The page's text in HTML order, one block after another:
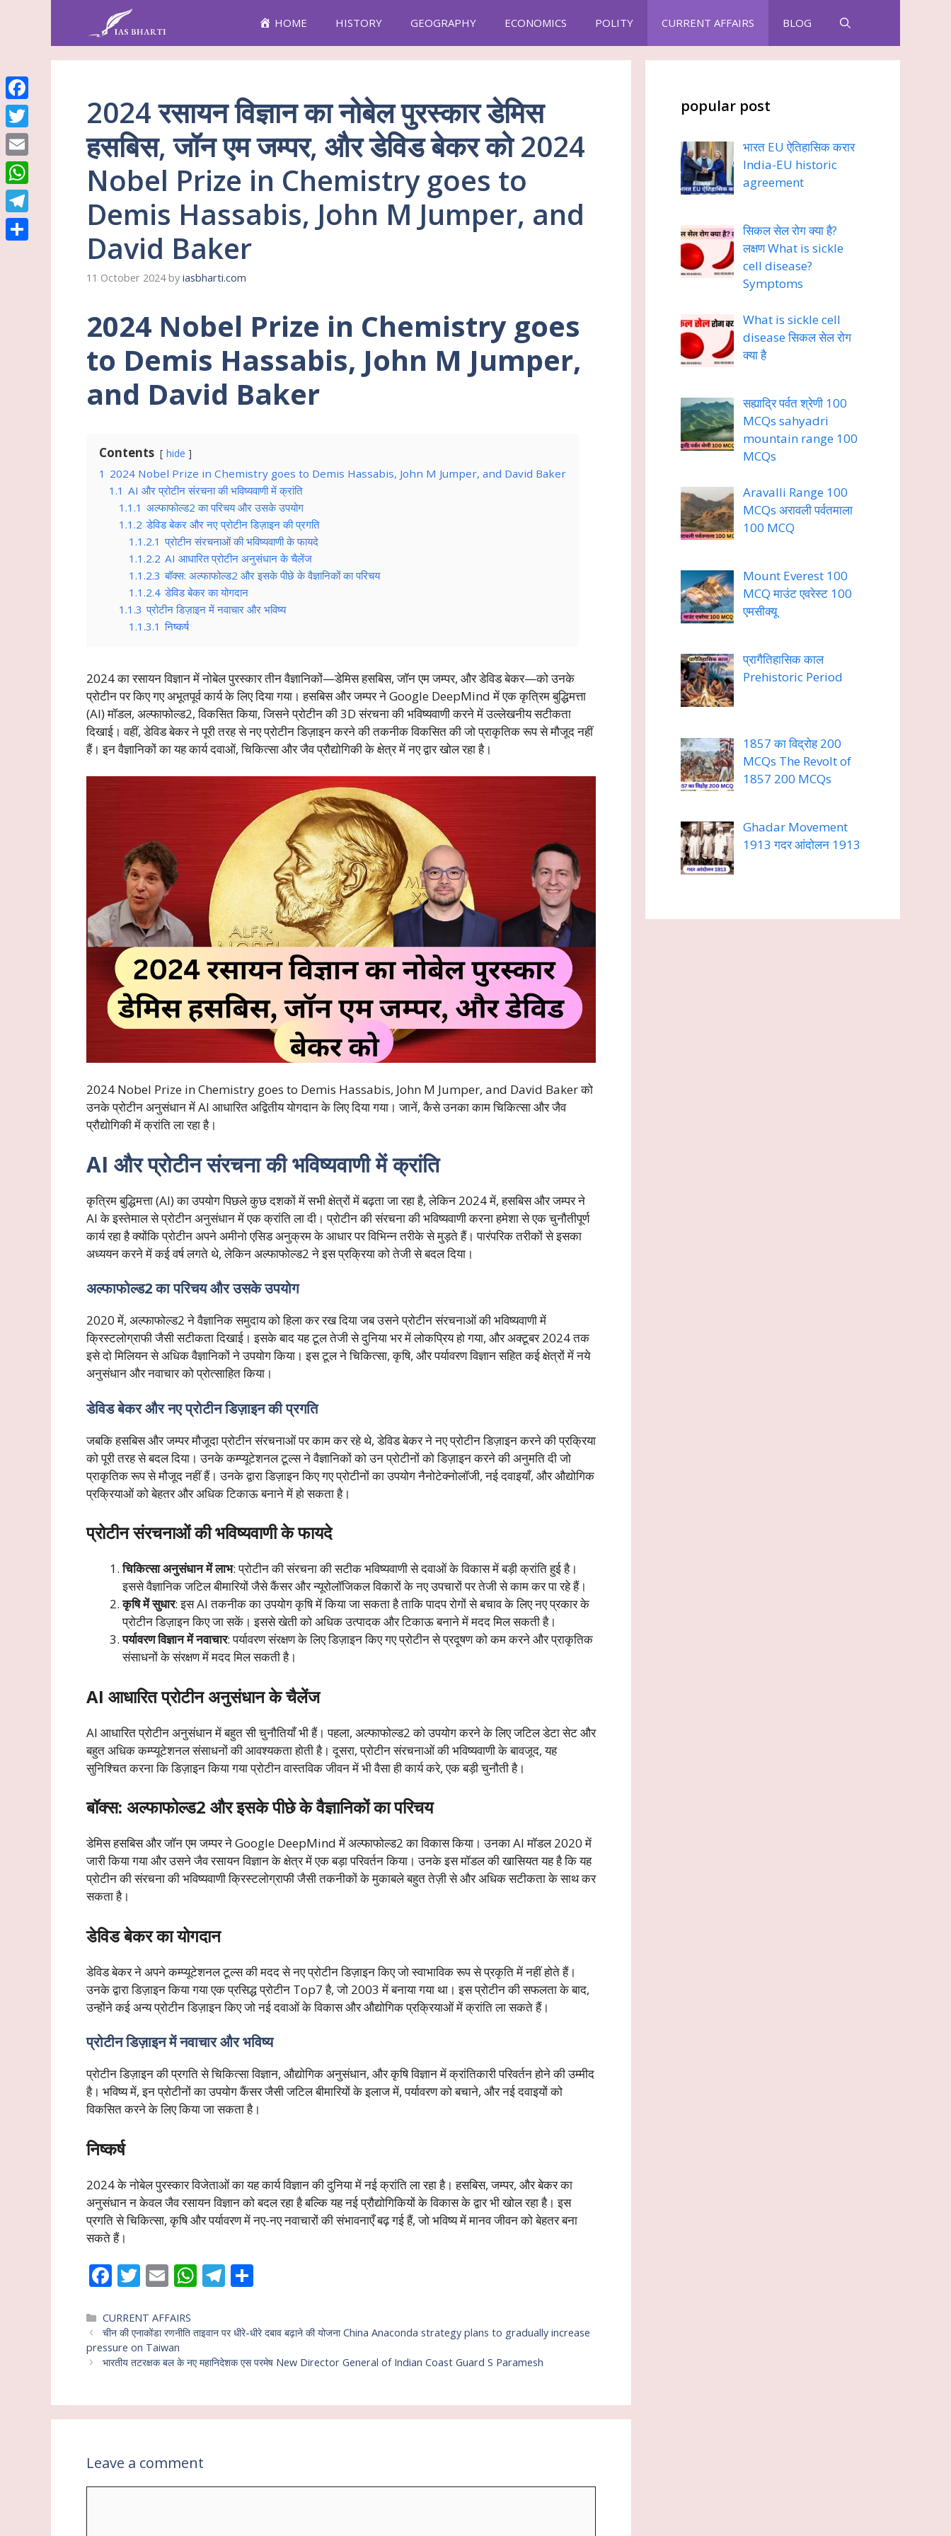
HOME HISTORY GEOGRAPHY ECONOMICS POLITY CURRENT AFFAIRS BLOG
2024 रसायन विज्ञान का नोबेल पुरस्कार डेमिस
हसबिस, जॉन एम जम्पर, और डेविड बेकर को 2024
Nobel Prize in Chemistry goes to
Demis Hassabis, John M Jumper, and
David Baker
11 October 2024 by iasbharti.com
2024 Nobel Prize in Chemistry goes
to Demis Hassabis, John M Jumper,
and David Baker
Contents hide
1 2024 Nobel Prize in Chemistry goes to Demis Hassabis, John M Jumper, and David Baker
1.1 AI और प्रोटीन संरचना की भविष्यवाणी में क्रांति
1.1.1 अल्फाफोल्ड2 का परिचय और उसके उपयोग
1.1.2 डेविड बेकर और नए प्रोटीन डिज़ाइन की प्रगति
1.1.2.1 प्रोटीन संरचनाओं की भविष्यवाणी के फायदे
1.1.2.2 AI आधारित प्रोटीन अनुसंधान के चैलेंज
1.1.2.3 बॉक्स: अल्फाफोल्ड2 और इसके पीछे के वैज्ञानिकों का परिचय
1.1.2.4 डेविड बेकर का योगदान
1.1.3 प्रोटीन डिज़ाइन में नवाचार और भविष्य
1.1.3.1 निष्कर्ष
2024 का रसायन विज्ञान में नोबेल पुरस्कार तीन वैज्ञानिकों—डेमिस हसबिस, जॉन एम जम्पर, और डेविड बेकर—को उनके
प्रोटीन पर किए गए अभूतपूर्व कार्य के लिए दिया गया। हसबिस और जम्पर ने Google DeepMind में एक कृत्रिम बुद्धिमत्ता
(AI) मॉडल, अल्फाफोल्ड2, विकसित किया, जिसने प्रोटीन की 3D संरचना की भविष्यवाणी करने में उल्लेखनीय सटीकता
दिखाई। वहीं, डेविड बेकर ने पूरी तरह से नए प्रोटीन डिज़ाइन करने की तकनीक विकसित की जो प्राकृतिक रूप से मौजूद नहीं
हैं। इन वैज्ञानिकों का यह कार्य दवाओं, चिकित्सा और जैव प्रौद्योगिकी के क्षेत्र में नए द्वार खोल रहा है।
2024 Nobel Prize in Chemistry goes to Demis Hassabis, John M Jumper, and David Baker को
उनके प्रोटीन अनुसंधान में AI आधारित अद्वितीय योगदान के लिए दिया गया। जानें, कैसे उनका काम चिकित्सा और जैव
प्रौद्योगिकी में क्रांति ला रहा है।
AI और प्रोटीन संरचना की भविष्यवाणी में क्रांति
कृत्रिम बुद्धिमत्ता (AI) का उपयोग पिछले कुछ दशकों में सभी क्षेत्रों में बढ़ता जा रहा है, लेकिन 2024 में, हसबिस और जम्पर ने
AI के इस्तेमाल से प्रोटीन अनुसंधान में एक क्रांति ला दी। प्रोटीन की संरचना की भविष्यवाणी करना हमेशा से एक चुनौतीपूर्ण
कार्य रहा है क्योंकि प्रोटीन अपने अमीनो एसिड अनुक्रम के आधार पर विभिन्न तरीके से मुड़ते हैं। पारंपरिक तरीकों से इसका
अध्ययन करने में कई वर्ष लगते थे, लेकिन अल्फाफोल्ड2 ने इस प्रक्रिया को तेजी से बदल दिया।
अल्फाफोल्ड2 का परिचय और उसके उपयोग
2020 में, अल्फाफोल्ड2 ने वैज्ञानिक समुदाय को हिला कर रख दिया जब उसने प्रोटीन संरचनाओं की भविष्यवाणी में
क्रिस्टलोग्राफी जैसी सटीकता दिखाई। इसके बाद यह टूल तेजी से दुनिया भर में लोकप्रिय हो गया, और अक्टूबर 2024 तक
इसे दो मिलियन से अधिक वैज्ञानिकों ने उपयोग किया। इस टूल ने चिकित्सा, कृषि, और पर्यावरण विज्ञान सहित कई क्षेत्रों में नये
अनुसंधान और नवाचार को प्रोत्साहित किया।
डेविड बेकर और नए प्रोटीन डिज़ाइन की प्रगति
जबकि हसबिस और जम्पर मौजूदा प्रोटीन संरचनाओं पर काम कर रहे थे, डेविड बेकर ने नए प्रोटीन डिज़ाइन करने की प्रक्रिया
को पूरी तरह से बदल दिया। उनके कम्प्यूटेशनल टूल्स ने वैज्ञानिकों को उन प्रोटीनों को डिज़ाइन करने की अनुमति दी जो
प्राकृतिक रूप से मौजूद नहीं हैं। उनके द्वारा डिज़ाइन किए गए प्रोटीनों का उपयोग नैनोटेक्नोलॉजी, नई दवाइयाँ, और औद्योगिक
प्रक्रियाओं को बेहतर और अधिक टिकाऊ बनाने में हो सकता है।
प्रोटीन संरचनाओं की भविष्यवाणी के फायदे
चिकित्सा अनुसंधान में लाभ: प्रोटीन की संरचना की सटीक भविष्यवाणी से दवाओं के विकास में बड़ी क्रांति हुई है।
इससे वैज्ञानिक जटिल बीमारियों जैसे कैंसर और न्यूरोलॉजिकल विकारों के नए उपचारों पर तेजी से काम कर पा रहे हैं।
कृषि में सुधार: इस AI तकनीक का उपयोग कृषि में किया जा सकता है ताकि पादप रोगों से बचाव के लिए नए प्रकार के
प्रोटीन डिज़ाइन किए जा सकें। इससे खेती को अधिक उत्पादक और टिकाऊ बनाने में मदद मिल सकती है।
पर्यावरण विज्ञान में नवाचार: पर्यावरण संरक्षण के लिए डिज़ाइन किए गए प्रोटीन से प्रदूषण को कम करने और प्राकृतिक
संसाधनों के संरक्षण में मदद मिल सकती है।
AI आधारित प्रोटीन अनुसंधान के चैलेंज
AI आधारित प्रोटीन अनुसंधान में बहुत सी चुनौतियाँ भी हैं। पहला, अल्फाफोल्ड2 को उपयोग करने के लिए जटिल डेटा सेट और
बहुत अधिक कम्प्यूटेशनल संसाधनों की आवश्यकता होती है। दूसरा, प्रोटीन संरचनाओं की भविष्यवाणी के बावजूद, यह
सुनिश्चित करना कि डिज़ाइन किया गया प्रोटीन वास्तविक जीवन में भी वैसा ही कार्य करे, एक बड़ी चुनौती है।
बॉक्स: अल्फाफोल्ड2 और इसके पीछे के वैज्ञानिकों का परिचय
डेमिस हसबिस और जॉन एम जम्पर ने Google DeepMind में अल्फाफोल्ड2 का विकास किया। उनका AI मॉडल 2020 में
जारी किया गया और उसने जैव रसायन विज्ञान के क्षेत्र में एक बड़ा परिवर्तन किया। उनके इस मॉडल की खासियत यह है कि यह
प्रोटीन की संरचना की भविष्यवाणी क्रिस्टलोग्राफी जैसी तकनीकों के मुकाबले बहुत तेज़ी से और अधिक सटीकता के साथ कर
सकता है।
डेविड बेकर का योगदान
डेविड बेकर ने अपने कम्प्यूटेशनल टूल्स की मदद से नए प्रोटीन डिज़ाइन किए जो स्वाभाविक रूप से प्रकृति में नहीं होते हैं।
उनके द्वारा डिज़ाइन किया गया एक प्रसिद्ध प्रोटीन Top7 है, जो 2003 में बनाया गया था। इस प्रोटीन की सफलता के बाद,
उन्होंने कई अन्य प्रोटीन डिज़ाइन किए जो नई दवाओं के विकास और औद्योगिक प्रक्रियाओं में क्रांति ला सकते हैं।
प्रोटीन डिज़ाइन में नवाचार और भविष्य
प्रोटीन डिज़ाइन की प्रगति से चिकित्सा विज्ञान, औद्योगिक अनुसंधान, और कृषि विज्ञान में क्रांतिकारी परिवर्तन होने की उम्मीद
है। भविष्य में, इन प्रोटीनों का उपयोग कैंसर जैसी जटिल बीमारियों के इलाज में, पर्यावरण को बचाने, और नई दवाइयों को
विकसित करने के लिए किया जा सकता है।
निष्कर्ष
2024 के नोबेल पुरस्कार विजेताओं का यह कार्य विज्ञान की दुनिया में नई क्रांति ला रहा है। हसबिस, जम्पर, और बेकर का
अनुसंधान न केवल जैव रसायन विज्ञान को बदल रहा है बल्कि यह नई प्रौद्योगिकियों के विकास के द्वार भी खोल रहा है। इस
प्रगति से चिकित्सा, कृषि और पर्यावरण में नए-नए नवाचारों की संभावनाएँ बढ़ गई हैं, जो भविष्य में मानव जीवन को बेहतर बना
सकते हैं।
F
e
b
o
k
T
itt
er
E
ai
l
W
s
A
p
T
e
gr
a
ar
e
Categories
CURRENT AFFAIRS
चीन की एनाकोंडा रणनीति ताइवान पर धीरे-धीरे दबाव बढ़ाने की योजना China Anaconda strategy plans to gradually increase
pressure on Taiwan
भारतीय तटरक्षक बल के नए महानिदेशक एस परमेष New Director General of Indian Coast Guard S Paramesh
Leave a comment
popular post
भारत EU ऐतिहासिक करार
India-EU historic
agreement
सिकल सेल रोग क्या है?
लक्षण What is sickle
cell disease?
Symptoms
What is sickle cell
disease सिकल सेल रोग
क्या है
सह्याद्रि पर्वत श्रेणी 100
MCQs sahyadri
mountain range 100
MCQs
Aravalli Range 100
MCQs अरावली पर्वतमाला
100 MCQ
Mount Everest 100
MCQ माउंट एवरेस्ट 100
एमसीक्यू
प्रागैतिहासिक काल
Prehistoric Period
1857 का विद्रोह 200
MCQs The Revolt of
1857 200 MCQs
Ghadar Movement
1913 गदर आंदोलन 1913
Facebook
Twitter
Email
WhatsApp
Telegram